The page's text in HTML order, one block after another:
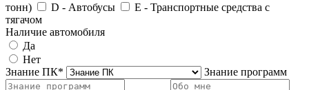
тонн)
D - Автобусы
E - Транспортные средства с
тягачом
Наличие автомобиля
Да
Нет
Знание ПК*
Знание программ